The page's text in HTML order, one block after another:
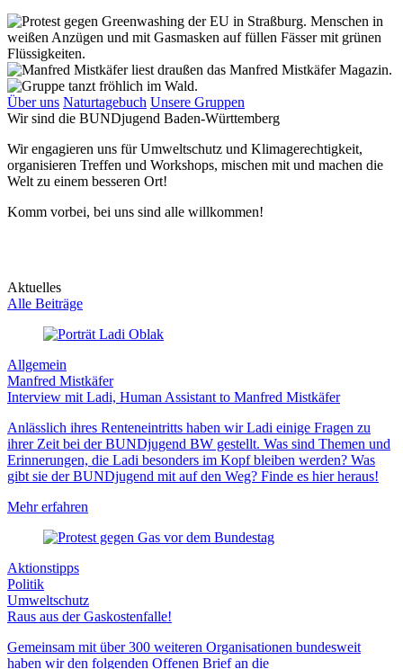
Über uns Naturtagebuch Unsere Gruppen
Wir sind die BUNDjugend Baden-Württemberg
Wir engagieren uns für Umweltschutz und Klimagerechtigkeit,
organisieren Treffen und Workshops, mischen mit und machen die
Welt zu einem besseren Ort!
Komm vorbei, bei uns sind alle willkommen!
Aktuelles
Alle Beiträge
Allgemein
Manfred Mistkäfer
Interview mit Ladi, Human Assistant to Manfred Mistkäfer
Anlässlich ihres Renteneintritts haben wir Ladi einige Fragen zu
ihrer Zeit bei der BUNDjugend BW gestellt. Was sind Themen und
Erinnerungen, die Ladi besonders im Kopf bleiben werden? Was
gibt sie der BUNDjugend mit auf den Weg? Finde es hier heraus!
Mehr erfahren
Aktionstipps
Politik
Umweltschutz
Raus aus der Gaskostenfalle!
Gemeinsam mit über 300 weiteren Organisationen bundesweit
haben wir den folgenden Offenen Brief an die